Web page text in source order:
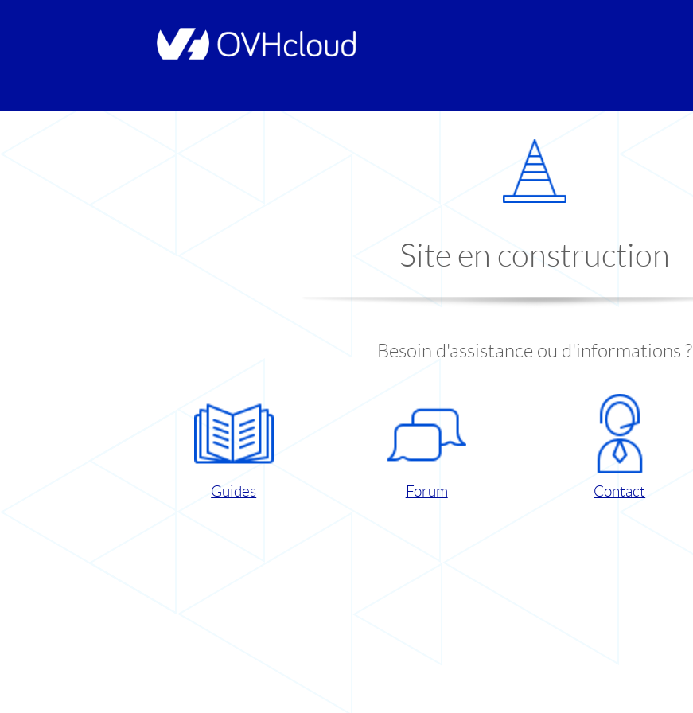
Site en construction
Besoin d'assistance ou d'informations ?
Guides Forum Contact